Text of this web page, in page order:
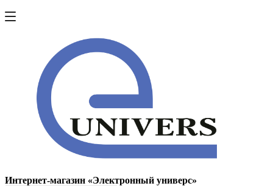
Интернет-магазин «Электронный универс»